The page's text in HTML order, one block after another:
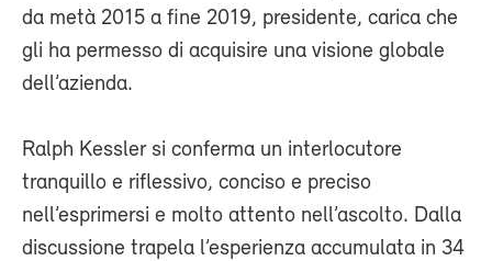
da metà 2015 a fine 2019, presidente, carica che
gli ha permesso di acquisire una visione globale
dell’azienda.
Ralph Kessler si conferma un interlocutore
tranquillo e riflessivo, conciso e preciso
nell’esprimersi e molto attento nell’ascolto. Dalla
discussione trapela l’esperienza accumulata in 34